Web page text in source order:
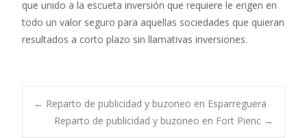
que unido a la escueta inversión que requiere le erigen en
todo un valor seguro para aquellas sociedades que quieran
resultados a corto plazo sin llamativas inversiones.
Post
← Reparto de publicidad y buzoneo en Esparreguera
Reparto de publicidad y buzoneo en Fort Pienc →